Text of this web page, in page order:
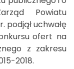
Powiatu
podjął uchwałę
ofert na
z zakresu
2018.